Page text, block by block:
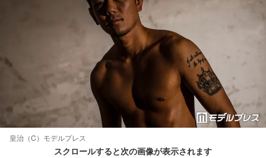
皇治（C）モデルプレス
スクロールすると次の画像が表示されます